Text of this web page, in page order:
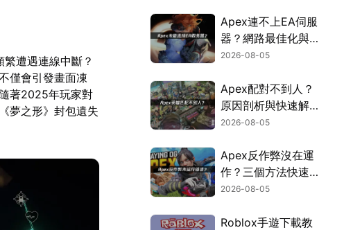
遭遇連線中斷？
僅會引發畫面凍
著2025年玩家對
夢之形》封包遺失
Apex連不上EA伺服
器？網路最佳化與疑
難排解全攻略！
2026-08-05
Apex配對不到人？
原因剖析與快速解決
方式！
2026-08-05
Apex反作弊沒在運
作？三個方法快速解
決！
2026-08-05
Roblox手遊下載教